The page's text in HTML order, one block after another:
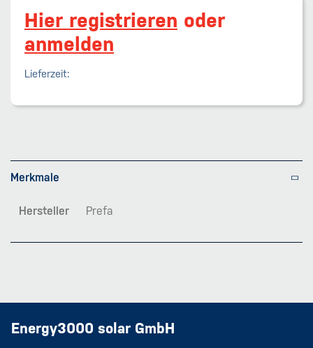
Hier registrieren oder
anmelden
Lieferzeit:
Merkmale
Hersteller Prefa
Energy3000 solar GmbH